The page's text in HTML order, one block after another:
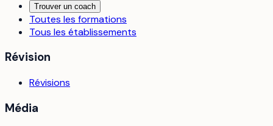
Trouver un coach
Toutes les formations
Tous les établissements
Révision
Révisions
Média